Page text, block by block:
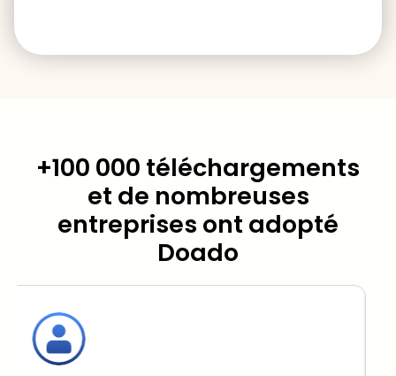
+100 000 téléchargements
et de nombreuses
entreprises ont adopté
Doado